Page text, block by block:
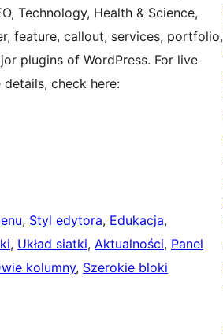
Technology, Health & Science,
feature, callout, services, portfolio,
plugins of WordPress. For live
check here:
, Styl edytora, Edukacja
, Układ siatki, Aktualności, Panel
kolumny, Szerokie bloki